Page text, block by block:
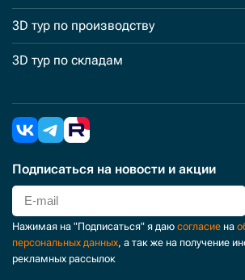
3D тур по производству
3D тур по складам
Подписаться на новости и акции
Нажимая на "Подписаться" я даю согласие на
персональных данных, а так же на получение
рекламных рассылок